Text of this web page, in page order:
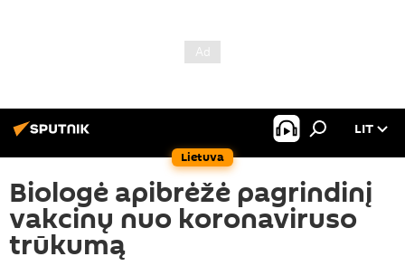
Lietuva
LIT
Biologė apibrėžė pagrindinį
vakcinų nuo koronaviruso
trūkumą